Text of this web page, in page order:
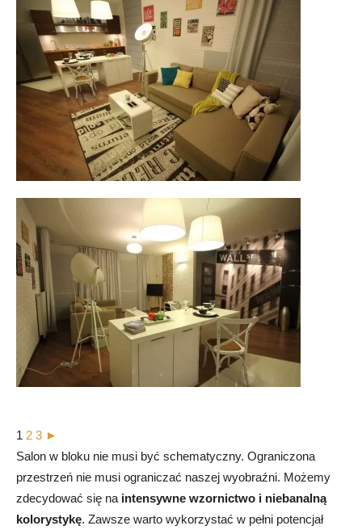
1 2 3 ►
Salon w bloku nie musi być schematyczny. Ograniczona
przestrzeń nie musi ograniczać naszej wyobraźni. Możemy
zdecydować się na intensywne wzornictwo i niebanalną
kolorystykę. Zawsze warto wykorzystać w pełni potencjał